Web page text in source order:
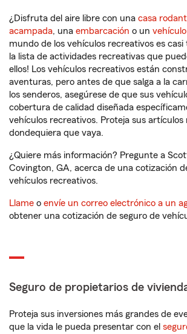
¿Disfruta del aire libre con una casa
acampada, una embarcación o un
mundo de los vehículos recreativos es
la lista de actividades recreativas que
ellos! Los vehículos recreativos están
aventuras, pero antes de que salga a la
los senderos, asegúrese de que sus
cobertura de calidad diseñada
vehículos recreativos. Proteja sus artículos
dondequiera que vaya.
¿Quiere más información? Pregunte a
Covington, GA, acerca de una cotización
vehículos recreativos.
Llame o envíe un correo electrónico a un
obtener una cotización de seguro de
Seguro de propietarios de
Proteja sus inversiones más grandes de
que la vida le pueda presentar con el